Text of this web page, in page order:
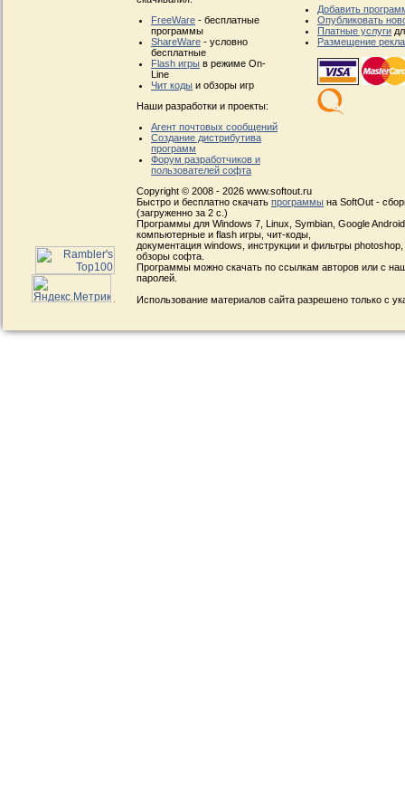
FreeWare - бесплатные
программы
ShareWare - условно
бесплатные
Flash игры в режиме On-
Line
Чит коды и обзоры игр
Наши разработки и проекты:
Агент почтовых сообщений
Создание дистрибутива
программ
Форум разработчиков и
пользователей софта
Добавить
Опубликовать
Платные услуги
Размещение
Copyright © 2008 - 2026 www.softout.ru
Быстро и бесплатно скачать программы на SoftOut -
(загруженно за 2 с.)
Программы для Windows 7, Linux, Symbian, Google
компьютерные и flash игры, чит-коды,
документация windows, инструкции и фильтры
обзоры софта.
Программы можно скачать по ссылкам авторов или с
паролей.
Использование материалов сайта разрешено только с